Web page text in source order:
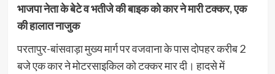
भाजपा नेता के बेटे व भतीजे की बाइक को कार ने मारी टक्कर, एक
की हालात नाजुक
परतापुर-बांसवाड़ा मुख्य मार्ग पर वजवाना के पास दोपहर करीब 2
बजे एक कार ने मोटरसाइकिल को टक्कर मार दी। हादसे में